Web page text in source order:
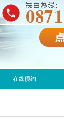
在线预约